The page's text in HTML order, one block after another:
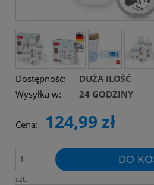
Dostępność:
DUŻA ILOŚĆ
Wysyłka w:
24 GODZINY
Cena: 124,99 zł
szt.
DO